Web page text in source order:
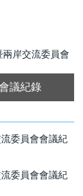
兩岸交流委員會
議紀錄
委員會會議紀
委員會會議紀